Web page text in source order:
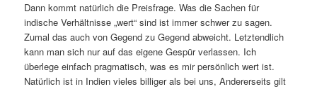
Dann kommt natürlich die Preisfrage. Was die Sachen für
indische Verhältnisse „wert“ sind ist immer schwer zu sagen.
Zumal das auch von Gegend zu Gegend abweicht. Letztendlich
kann man sich nur auf das eigene Gespür verlassen. Ich
überlege einfach pragmatisch, was es mir persönlich wert ist.
Natürlich ist in Indien vieles billiger als bei uns, Andererseits gilt